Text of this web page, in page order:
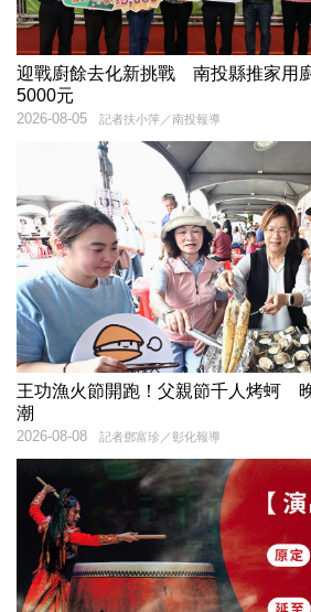
迎戰廚餘去化新挑戰 南投縣推家用
5000元
記者扶小萍／南投報導
2026-08-05
王功漁火節開跑！父親節千人烤蚵
潮
記者鄧富珍／彰化報導
2026-08-08